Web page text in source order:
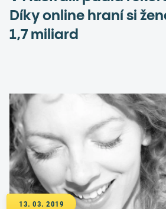
Díky online hraní si
1,7 miliard
13. 03. 2019